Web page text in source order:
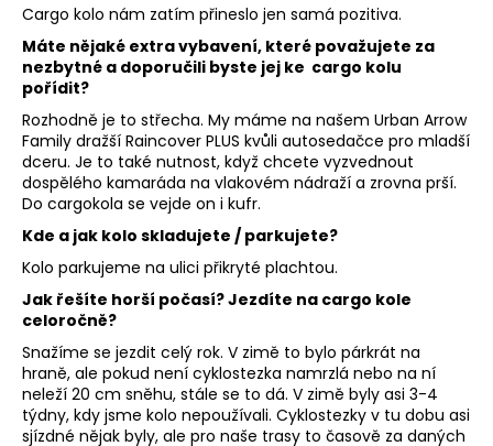
Cargo kolo nám zatím přineslo jen samá pozitiva.
Máte nějaké extra vybavení, které považujete za
nezbytné a doporučili byste jej ke cargo kolu
pořídit?
Rozhodně je to střecha. My máme na našem Urban Arrow
Family dražší Raincover PLUS kvůli autosedačce pro mladší
dceru. Je to také nutnost, když chcete vyzvednout
dospělého kamaráda na vlakovém nádraží a zrovna prší.
Do cargokola se vejde on i kufr.
Kde a jak kolo skladujete / parkujete?
Kolo parkujeme na ulici přikryté plachtou.
Jak řešíte horší počasí? Jezdíte na cargo kole
celoročně?
Snažíme se jezdit celý rok. V zimě to bylo párkrát na
hraně, ale pokud není cyklostezka namrzlá nebo na ní
neleží 20 cm sněhu, stále se to dá. V zimě byly asi 3-4
týdny, kdy jsme kolo nepoužívali. Cyklostezky v tu dobu asi
sjízdné nějak byly, ale pro naše trasy to časově za daných